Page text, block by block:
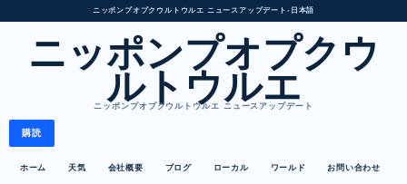
ニッポンプオプクウルトウルエ ニュースアップデート • 日本語
ニッポンプオプクウ
ルトウルエ
ニッポンプオプクウルトウルエ ニュースアップデート
購読
ホーム 天気 会社概要 ブログ ローカル ワールド お問い合わせ